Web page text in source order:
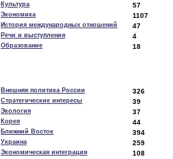
Культура 57
Экономика 1107
История международных отношений 47
Речи и выступления 4
Образование 18
Внешняя политика России 326
Стратегические интересы 39
Экология 37
Корея 44
Ближний Восток 394
Украина 259
Экономическая интеграция 108